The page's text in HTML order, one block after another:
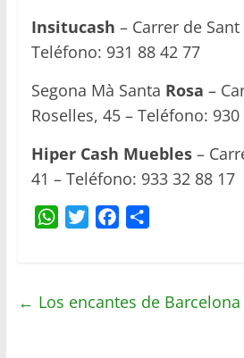
Insitucash – Carrer de
Teléfono: 931 88 42 77
Segona Mà Santa Rosa –
Roselles, 45 – Teléfono: 930
Hiper Cash Muebles–
41 – Teléfono: 933 32 88 17
W
s
t
b
a
← Los encantes de Barcelona